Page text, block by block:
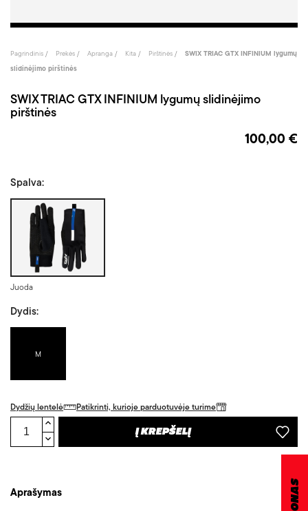
Pagrindinis Prekės Apranga Kita Pirštinės
SWIX TRIAC GTX INFINIUM lygumų
slidinėjimo pirštinės
SWIX TRIAC GTX INFINIUM lygumų slidinėjimo
pirštinės
100,00 €
Spalva:
Juoda
Dydis:
M
Dydžių lentelė Patikrinti, kurioje parduotuvėje turime
Į KREPŠELĮ
Aprašymas